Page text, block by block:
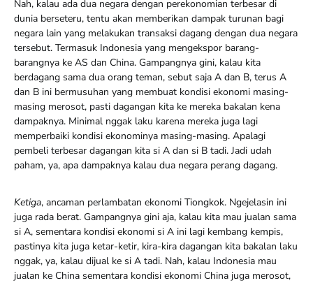
Nah, kalau ada dua negara dengan perekonomian terbesar di
dunia berseteru, tentu akan memberikan dampak turunan bagi
negara lain yang melakukan transaksi dagang dengan dua negara
tersebut. Termasuk Indonesia yang mengekspor barang-
barangnya ke AS dan China. Gampangnya gini, kalau kita
berdagang sama dua orang teman, sebut saja A dan B, terus A
dan B ini bermusuhan yang membuat kondisi ekonomi masing-
masing merosot, pasti dagangan kita ke mereka bakalan kena
dampaknya. Minimal nggak laku karena mereka juga lagi
memperbaiki kondisi ekonominya masing-masing. Apalagi
pembeli terbesar dagangan kita si A dan si B tadi. Jadi udah
paham, ya, apa dampaknya kalau dua negara perang dagang.
Ketiga, ancaman perlambatan ekonomi Tiongkok. Ngejelasin ini
juga rada berat. Gampangnya gini aja, kalau kita mau jualan sama
si A, sementara kondisi ekonomi si A ini lagi kembang kempis,
pastinya kita juga ketar-ketir, kira-kira dagangan kita bakalan laku
nggak, ya, kalau dijual ke si A tadi. Nah, kalau Indonesia mau
jualan ke China sementara kondisi ekonomi China juga merosot,